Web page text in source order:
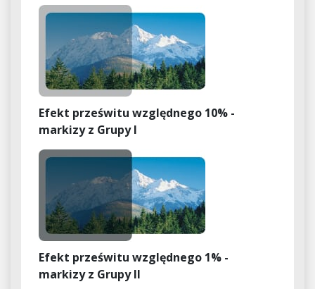
Efekt prześwitu względnego 10% -
markizy z Grupy I
Efekt prześwitu względnego 1% -
markizy z Grupy II